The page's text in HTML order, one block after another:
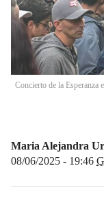
Concierto de la Esperanza
Maria Alejandra
08/06/2025 - 19:46